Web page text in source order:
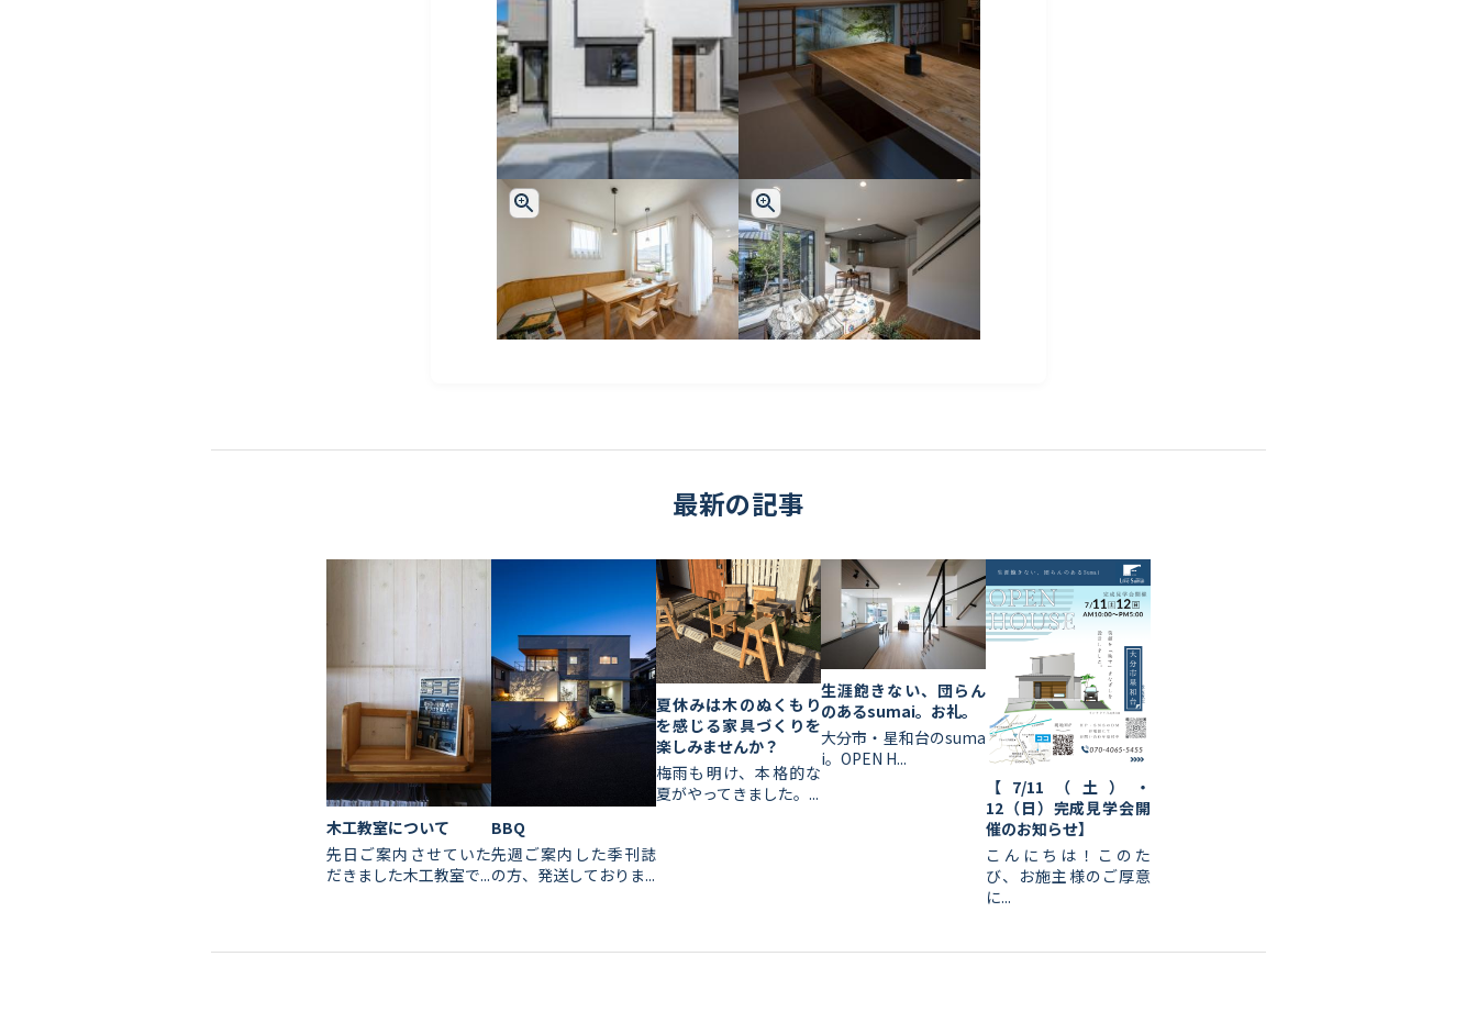
最新の記事
木工教室について
先日ご案内させていた
だきました木工教室で...
BBQ
先週ご案内した季刊誌
の方、発送しておりま...
夏休みは木のぬくもり
を感じる家具づくりを
楽しみませんか？
梅雨も明け、本格的な
夏がやってきました。...
生涯飽きない、団らん
のあるsumai。お礼。
大分市・星和台のsuma
i。OPEN H...
【7/11（土）・
12（日）完成見学会開
催のお知らせ】
こんにちは！このた
び、お施主様のご厚意
に...